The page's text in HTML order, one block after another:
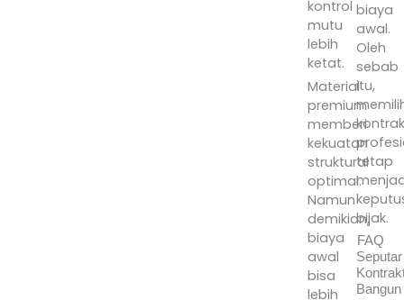
kontrol
mutu
lebih
ketat.
Material
premium
memberi
kekuatan
struktural
optimal.
Namun
demikian,
biaya
awal
bisa
lebih
biaya
awal.
Oleh
sebab
itu,
tetap
bijak.
FAQ
Seputar
Bangun